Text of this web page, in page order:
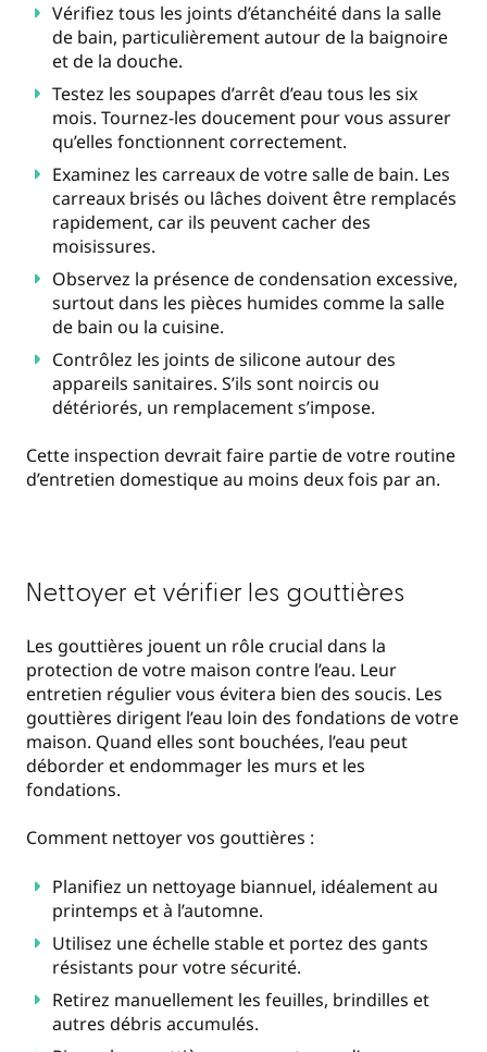
Vérifiez tous les joints d’étanchéité dans la salle
de bain, particulièrement autour de la baignoire
et de la douche.
Testez les soupapes d’arrêt d’eau tous les six
mois. Tournez-les doucement pour vous assurer
qu’elles fonctionnent correctement.
Examinez les carreaux de votre salle de bain. Les
carreaux brisés ou lâches doivent être remplacés
rapidement, car ils peuvent cacher des
moisissures.
Observez la présence de condensation excessive,
surtout dans les pièces humides comme la salle
de bain ou la cuisine.
Contrôlez les joints de silicone autour des
appareils sanitaires. S’ils sont noircis ou
détériorés, un remplacement s’impose.
Cette inspection devrait faire partie de votre routine
d’entretien domestique au moins deux fois par an.
Nettoyer et vérifier les gouttières
Les gouttières jouent un rôle crucial dans la
protection de votre maison contre l’eau. Leur
entretien régulier vous évitera bien des soucis. Les
gouttières dirigent l’eau loin des fondations de votre
maison. Quand elles sont bouchées, l’eau peut
déborder et endommager les murs et les
fondations.
Comment nettoyer vos gouttières :
Planifiez un nettoyage biannuel, idéalement au
printemps et à l’automne.
Utilisez une échelle stable et portez des gants
résistants pour votre sécurité.
Retirez manuellement les feuilles, brindilles et
autres débris accumulés.